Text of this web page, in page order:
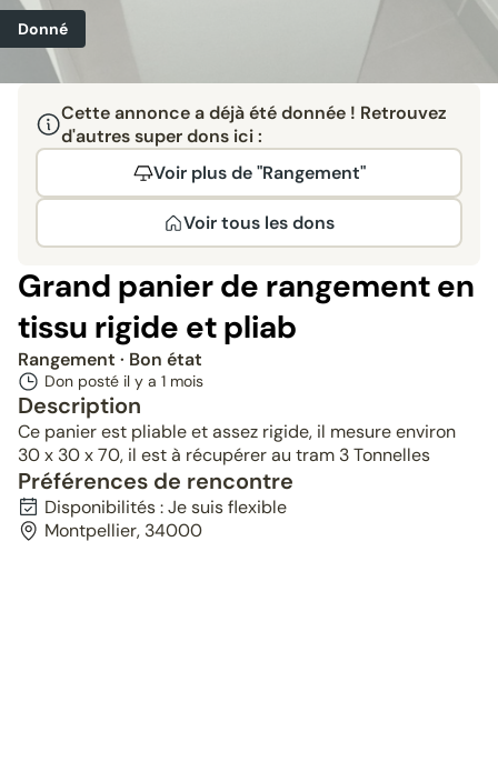
Donné
Cette annonce a déjà été donnée ! Retrouvez
d'autres super dons ici :
Voir plus de "Rangement"
Voir tous les dons
Grand panier de rangement en
tissu rigide et pliab
Rangement · Bon état
Don posté il y a 1 mois
Description
Ce panier est pliable et assez rigide, il mesure environ
30 x 30 x 70, il est à récupérer au tram 3 Tonnelles
Préférences de rencontre
Disponibilités : Je suis flexible
Montpellier, 34000